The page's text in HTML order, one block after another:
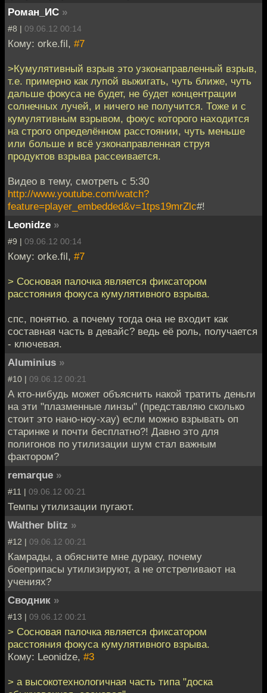
Роман_ИС »
#8 | 09.06.12 00:14
Кому: orke.fil, #7
>Кумулятивный взрыв это узконаправленный взрыв,
т.е. примерно как лупой выжигать, чуть ближе, чуть
дальше фокуса не будет, не будет концентрации
солнечных лучей, и ничего не получится. Тоже и с
кумулятивным взрывом, фокус которого находится
на строго определённом расстоянии, чуть меньше
или больше и всё узконаправленная струя
продуктов взрыва рассеивается.
Видео в тему, смотреть с 5:30
http://www.youtube.com/watch?
feature=player_embedded&v=1tps19mrZlc#!
Leonidze »
#9 | 09.06.12 00:14
Кому: orke.fil, #7
> Сосновая палочка является фиксатором
расстояния фокуса кумулятивного взрыва.
спс, понятно. а почему тогда она не входит как
составная часть в девайс? ведь её роль, получается
- ключевая.
Aluminius »
#10 | 09.06.12 00:21
А кто-нибудь может объяснить накой тратить деньги
на эти "плазменные линзы" (представляю сколько
стоит это нано-ноу-хау) если можно взрывать оп
старинке и почти бесплатно?! Давно это для
полигонов по утилизации шум стал важным
фактором?
remarque »
#11 | 09.06.12 00:21
Темпы утилизации пугают.
Walther blitz »
#12 | 09.06.12 00:21
Камрады, а обясните мне дураку, почему
боеприпасы утилизируют, а не отстреливают на
учениях?
Сводник »
#13 | 09.06.12 00:21
> Сосновая палочка является фиксатором
расстояния фокуса кумулятивного взрыва.
Кому: Leonidze, #3
> а высокотехнологичная часть типа "доска